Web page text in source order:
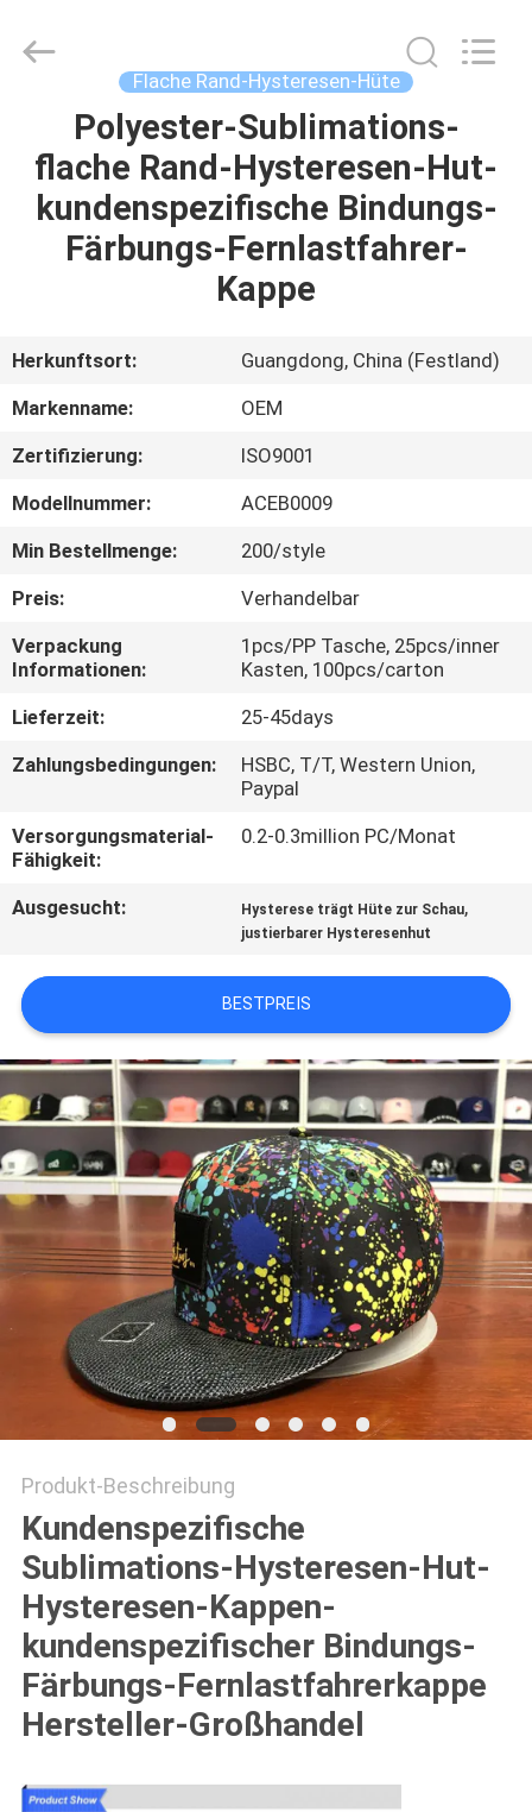
HAUS
PRODUKTE
FABRIK-
QUALITÄTSKONTROLLE
TRETEN
SIE
MIT
UNS
IN
VERBINDUNG
NACHRICHTEN
SITEMAP
PRIVACY
POLICY
Ltd..
Flache Rand-Hysteresen-Hüte
Polyester-Sublimations-
flache Rand-Hysteresen-Hut-
kundenspezifische Bindungs-
Färbungs-Fernlastfahrer-
Kappe
Herkunftsort:
Guangdong, China (Festland)
Markenname:
OEM
Zertifizierung:
ISO9001
Modellnummer:
ACEB0009
Min Bestellmenge:
200/style
Preis:
Verhandelbar
Verpackung
Informationen:
1pcs/PP Tasche, 25pcs/inner
Kasten, 100pcs/carton
Lieferzeit:
25-45days
Zahlungsbedingungen:
HSBC, T/T, Western Union,
Paypal
Versorgungsmaterial-
Fähigkeit:
0.2-0.3million PC/Monat
Ausgesucht: Hysterese trägt Hüte zur Schau,
justierbarer Hysteresenhut
BESTPREIS
Produkt-Beschreibung
Kundenspezifische
Sublimations-Hysteresen-Hut-
Hysteresen-Kappen-
kundenspezifischer Bindungs-
Färbungs-Fernlastfahrerkappe
Hersteller-Großhandel